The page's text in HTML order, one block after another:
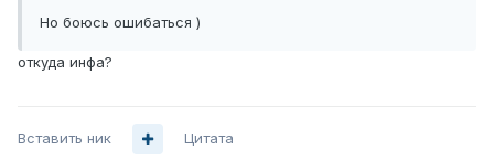
Но боюсь ошибаться )
откуда инфа?
Вставить ник Цитата